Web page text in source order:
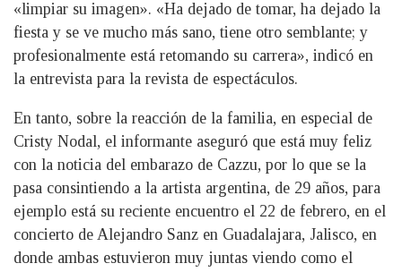
«limpiar su imagen». «Ha dejado de tomar, ha dejado la
fiesta y se ve mucho más sano, tiene otro semblante; y
profesionalmente está retomando su carrera», indicó en
la entrevista para la revista de espectáculos.
En tanto, sobre la reacción de la familia, en especial de
Cristy Nodal, el informante aseguró que está muy feliz
con la noticia del embarazo de Cazzu, por lo que se la
pasa consintiendo a la artista argentina, de 29 años, para
ejemplo está su reciente encuentro el 22 de febrero, en el
concierto de Alejandro Sanz en Guadalajara, Jalisco, en
donde ambas estuvieron muy juntas viendo como el